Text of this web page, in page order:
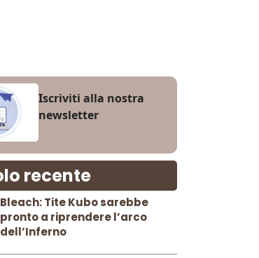
Iscriviti alla nostra
newsletter
recente
Bleach: Tite Kubo sarebbe
pronto a riprendere l’arco
dell’Inferno